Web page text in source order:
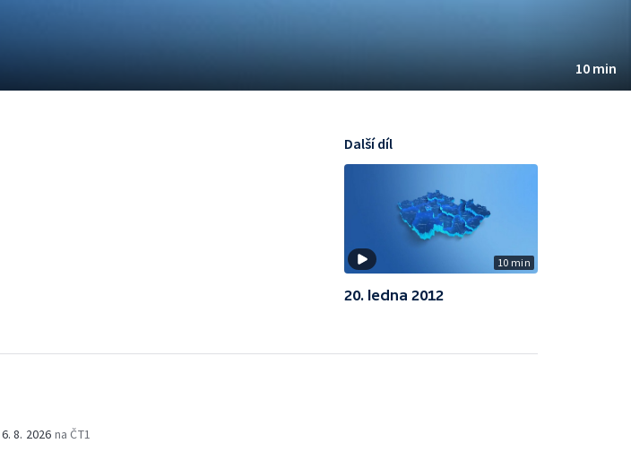
10 min
10 min
Další díl
20. ledna 2012
6. 8. 2026 na ČT1